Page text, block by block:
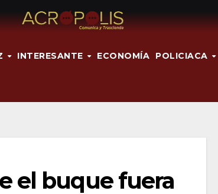
INTERESANTE ECONOMÍA POLICIACA
el buque fuera